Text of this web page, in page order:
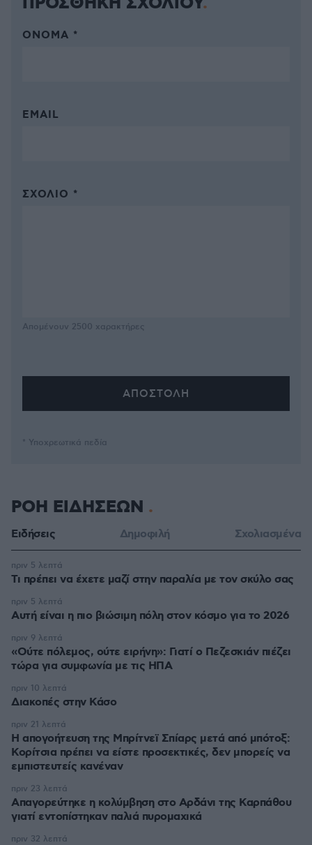
ΌΝΟΜΑ *
EMAIL
ΣΧΌΛΙΟ *
Απομένουν 2500 χαρακτήρες
* Υποχρεωτικά πεδία
ΡΟΗ ΕΙΔΗΣΕΩΝ
Ειδήσεις Δημοφιλή Σχολιασμένα
Τι πρέπει να έχετε μαζί στην παραλία με τον σκύλο σας
πριν 5 λεπτά
Αυτή είναι η πιο βιώσιμη πόλη στον κόσμο για το 2026
πριν 5 λεπτά
«Ούτε πόλεμος, ούτε ειρήνη»: Γιατί ο Πεζεσκιάν πιέζει
τώρα για συμφωνία με τις ΗΠΑ
πριν 9 λεπτά
Διακοπές στην Κάσο
πριν 10 λεπτά
Η απογοήτευση της Μπρίτνεϊ Σπίαρς μετά από μπότοξ:
Κορίτσια πρέπει να είστε προσεκτικές, δεν μπορείς να
εμπιστευτείς κανέναν
πριν 21 λεπτά
Απαγορεύτηκε η κολύμβηση στο Αρδάνι της Καρπάθου
γιατί εντοπίστηκαν παλιά πυρομαχικά
πριν 23 λεπτά
πριν 32 λεπτά